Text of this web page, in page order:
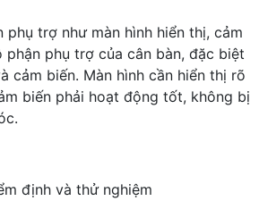
phụ trợ như màn hình hiển thị, cảm
phận phụ trợ của cân bàn, đặc biệt
cảm biến. Màn hình cần hiển thị rõ
biến phải hoạt động tốt, không bị
định và thử nghiệm